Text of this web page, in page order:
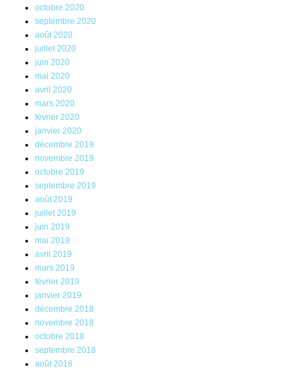
octobre 2020
septembre 2020
août 2020
juillet 2020
juin 2020
mai 2020
avril 2020
mars 2020
février 2020
janvier 2020
décembre 2019
novembre 2019
octobre 2019
septembre 2019
août 2019
juillet 2019
juin 2019
mai 2019
avril 2019
mars 2019
février 2019
janvier 2019
décembre 2018
novembre 2018
octobre 2018
septembre 2018
août 2018